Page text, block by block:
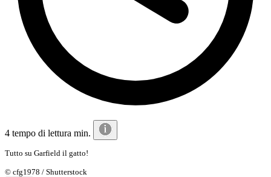
4 tempo di lettura min.
Tutto su Garfield il gatto!
© cfg1978 / Shutterstock